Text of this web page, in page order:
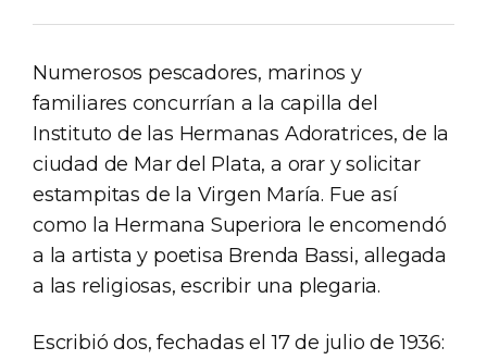
Numerosos pescadores, marinos y
familiares concurrían a la capilla del
Instituto de las Hermanas Adoratrices, de la
ciudad de Mar del Plata, a orar y solicitar
estampitas de la Virgen María. Fue así
como la Hermana Superiora le encomendó
a la artista y poetisa Brenda Bassi, allegada
a las religiosas, escribir una plegaria.
Escribió dos, fechadas el 17 de julio de 1936: